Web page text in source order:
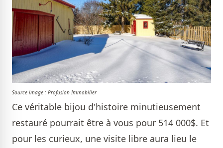
Source image : Profusion Immobilier
Ce véritable bijou d'histoire minutieusement
restauré pourrait être à vous pour 514 000$. Et
pour les curieux, une visite libre aura lieu le